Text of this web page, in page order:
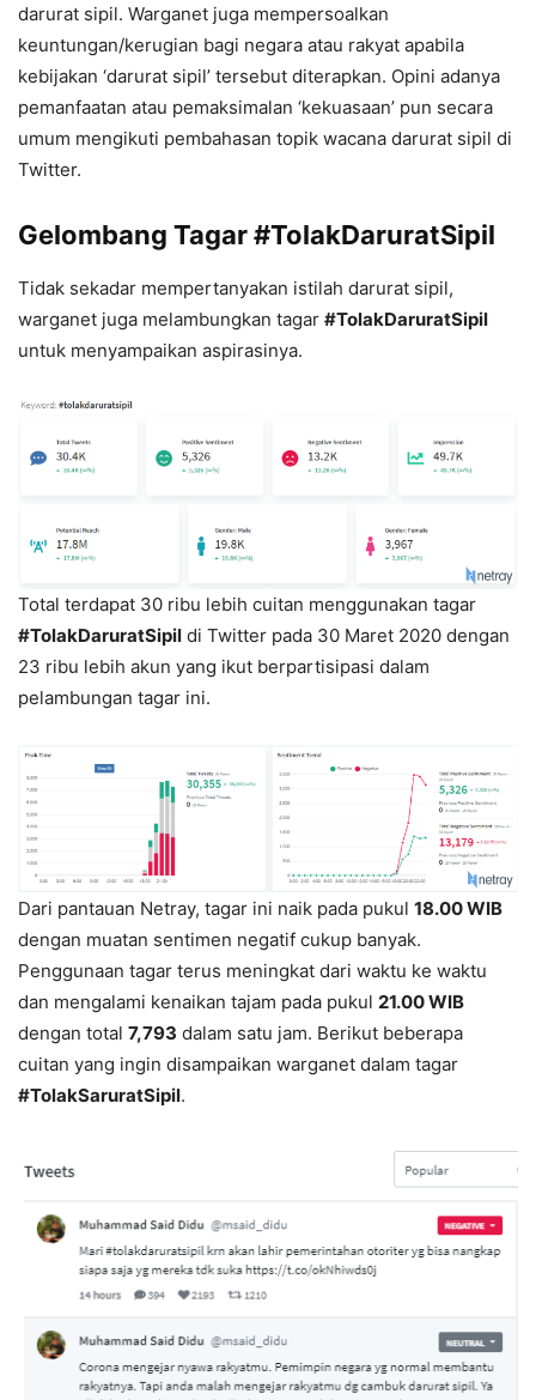
darurat sipil. Warganet juga mempersoalkan
keuntungan/kerugian bagi negara atau rakyat apabila
kebijakan ‘darurat sipil’ tersebut diterapkan. Opini adanya
pemanfaatan atau pemaksimalan ‘kekuasaan’ pun secara
umum mengikuti pembahasan topik wacana darurat sipil di
Twitter.
Gelombang Tagar #TolakDaruratSipil
Tidak sekadar mempertanyakan istilah darurat sipil,
warganet juga melambungkan tagar #TolakDaruratSipil
untuk menyampaikan aspirasinya.
Total terdapat 30 ribu lebih cuitan menggunakan tagar
#TolakDaruratSipil di Twitter pada 30 Maret 2020 dengan
23 ribu lebih akun yang ikut berpartisipasi dalam
pelambungan tagar ini.
Dari pantauan Netray, tagar ini naik pada pukul 18.00 WIB
dengan muatan sentimen negatif cukup banyak.
Penggunaan tagar terus meningkat dari waktu ke waktu
dan mengalami kenaikan tajam pada pukul 21.00 WIB
dengan total 7,793 dalam satu jam. Berikut beberapa
cuitan yang ingin disampaikan warganet dalam tagar
#TolakSaruratSipil.